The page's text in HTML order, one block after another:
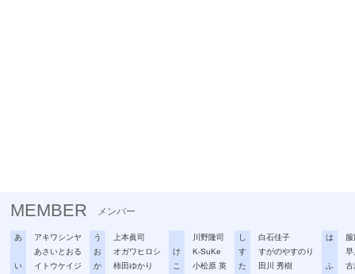
MEMBER メンバー
あ
アキワシンヤ
あさいとおる
い
イトウケイジ
う
上本眞司
お
オガワヒロシ
か
柿田ゆかり
川野隆司
け
K-SuKe
こ
小松原 英
し
白石佳子
す
すがのやすのり
た
田川 秀樹
は
早
ふ
古